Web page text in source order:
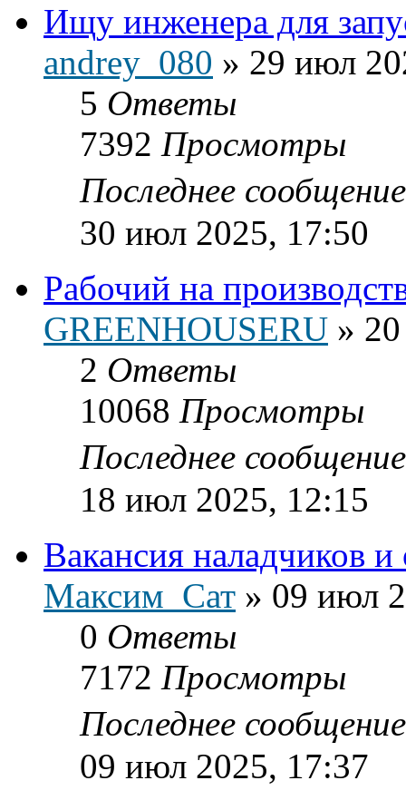
Ищу инженера для
andrey_080 » 29 июл
5 Ответы
7392 Просмотры
Последнее
30 июл 2025, 17:50
Рабочий на
GREENHOUSERU »
2 Ответы
10068 Просмотры
Последнее
18 июл 2025, 12:15
Вакансия наладчиков
Максим_Сат » 09 июл
0 Ответы
7172 Просмотры
Последнее
09 июл 2025, 17:37